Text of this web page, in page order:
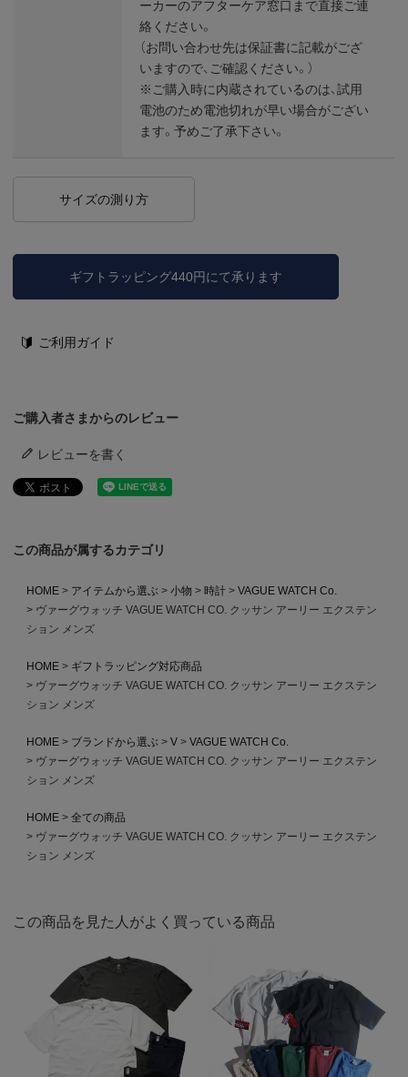
ーカーのアフターケア窓口まで直接ご連
絡ください。
（お問い合わせ先は保証書に記載がござ
いますので、ご確認ください。）
※ご購入時に内蔵されているのは、試用
電池のため電池切れが早い場合がござい
ます。予めご了承下さい。
サイズの測り方
ギフトラッピング440円にて承ります
ご利用ガイド
ご購入者さまからのレビュー
レビューを書く
この商品が属するカテゴリ
HOME アイテムから選ぶ 小物 時計
VAGUE WATCH Co.
ヴァーグウォッチ VAGUE WATCH CO. クッサン アーリー エクステン
ション メンズ
HOME
ギフトラッピング対応商品
ヴァーグウォッチ VAGUE WATCH CO. クッサン アーリー エクステン
ション メンズ
HOME ブランドから選ぶ V
VAGUE WATCH Co.
ヴァーグウォッチ VAGUE WATCH CO. クッサン アーリー エクステン
ション メンズ
HOME
全ての商品
ヴァーグウォッチ VAGUE WATCH CO. クッサン アーリー エクステン
ション メンズ
この商品を見た人がよく買っている商品